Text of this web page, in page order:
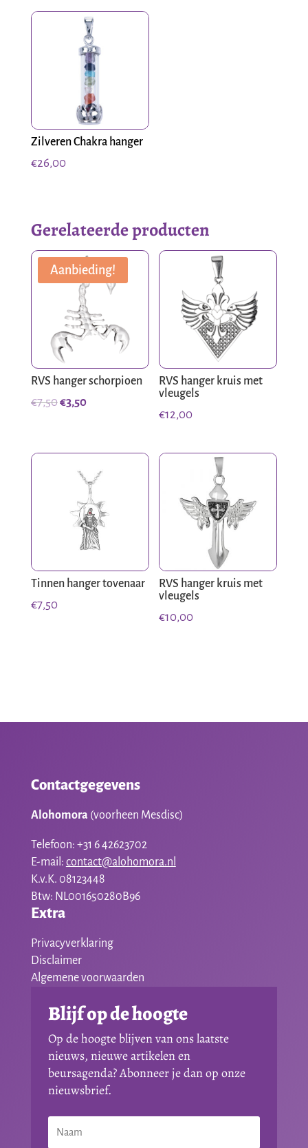
Zilveren Chakra hanger
€26,00
Gerelateerde producten
Aanbieding!
RVS hanger schorpioen
€7,50Oorspronkelijke
€7,50.
€3,50Huidige
€3,50.
RVS hanger kruis met
vleugels
€12,00
Tinnen hanger tovenaar
€7,50
RVS hanger kruis met
vleugels
€10,00
Contactgegevens
Alohomora (voorheen Mesdisc)
Telefoon: +31 6 42623702
E-mail: contact@alohomora.nl
K.v.K. 08123448
Btw: NL001650280B96
Extra
Privacyverklaring
Disclaimer
Algemene voorwaarden
Blijf op de hoogte
Op de hoogte blijven van ons laatste
nieuws, nieuwe artikelen en
beursagenda? Abonneer je dan op onze
nieuwsbrief.